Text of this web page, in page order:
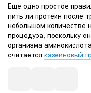
Еще одно простое
пить ли протеин после
небольшом количестве
процедура, поскольку
организма
считается казеиновый